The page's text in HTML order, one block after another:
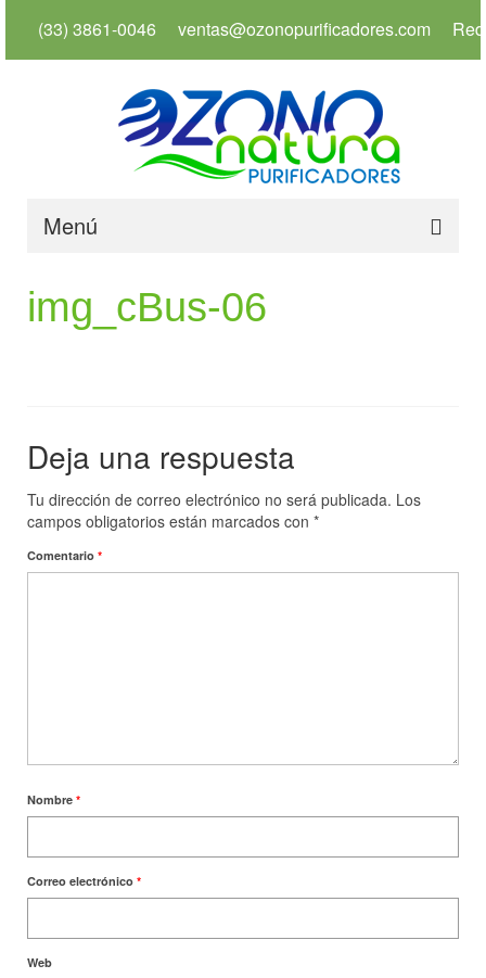
(33) 3861-0046 ventas@ozonopurificadores.com
Menú
Info
Usos
Tienda
Tips de Ozono
img_cBus-06
Deja una respuesta
Tu dirección de correo electrónico no será publicada. Los
campos obligatorios están marcados con *
Comentario *
Nombre *
Correo electrónico *
Web